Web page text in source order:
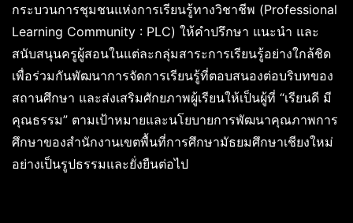
กระบวนการชุมชนแห่งการเรียนรู้ทางวิชาชีพ (Professional
Learning Community : PLC) ให้คำปรึกษา แนะนำ และ
สนับสนุนครูผู้สอนในแต่ละกลุ่มสาระการเรียนรู้อย่างใกล้ชิด
เพื่อร่วมกันพัฒนาการจัดการเรียนรู้ที่ตอบสนองต่อบริบทของ
สถานศึกษา และส่งเสริมศักยภาพผู้เรียนให้เป็นผู้ที่ “เรียนดี มี
คุณธรรม” ตามเป้าหมายและนโยบายการพัฒนาคุณภาพการ
ศึกษาของสำนักงานเขตพื้นที่การศึกษามัธยมศึกษาเชียงใหม่
อย่างเป็นรูปธรรมและยั่งยืนต่อไป